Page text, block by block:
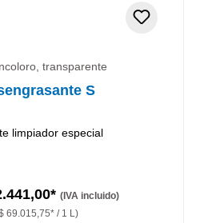
transparente
S
limpiador especial
(IVA incluido)
69.015,75* / 1 L)